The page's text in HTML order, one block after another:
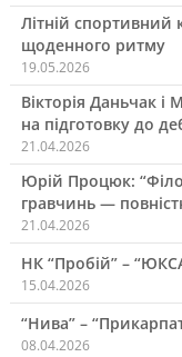
Літній спортивний
щоденного ритму
19.05.2026
Вікторія Даньчак і
на підготовку до
21.04.2026
Юрій Процюк:
гравчинь —
21.04.2026
НК “Пробій” –
15.04.2026
“Нива” –
08.04.2026